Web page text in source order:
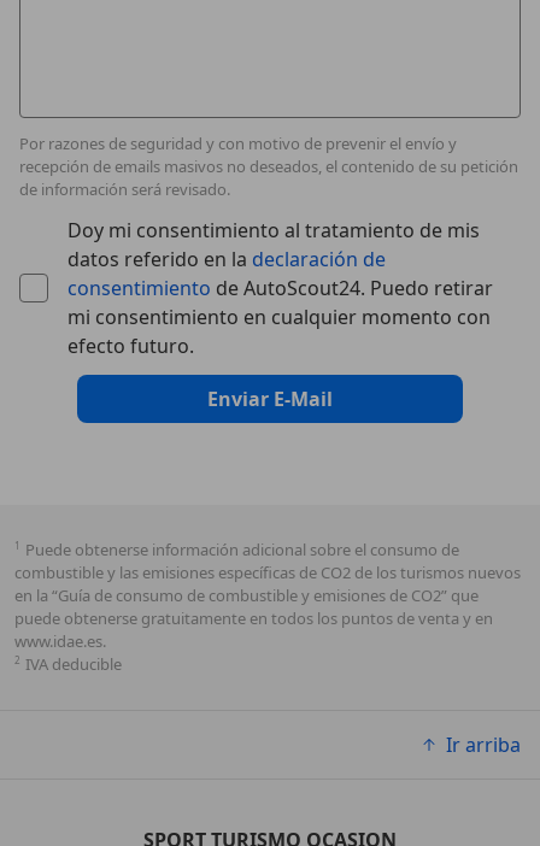
Por razones de seguridad y con motivo de prevenir el envío y
recepción de emails masivos no deseados, el contenido de su petición
de información será revisado.
Doy mi consentimiento al tratamiento de mis
datos referido en la declaración de
consentimiento de AutoScout24. Puedo retirar
mi consentimiento en cualquier momento con
efecto futuro.
Enviar E-Mail
1
Puede obtenerse información adicional sobre el consumo de
combustible y las emisiones específicas de CO2 de los turismos nuevos
en la “Guía de consumo de combustible y emisiones de CO2” que
puede obtenerse gratuitamente en todos los puntos de venta y en
www.idae.es.
2 IVA deducible
Ir arriba
SPORT TURISMO OCASION